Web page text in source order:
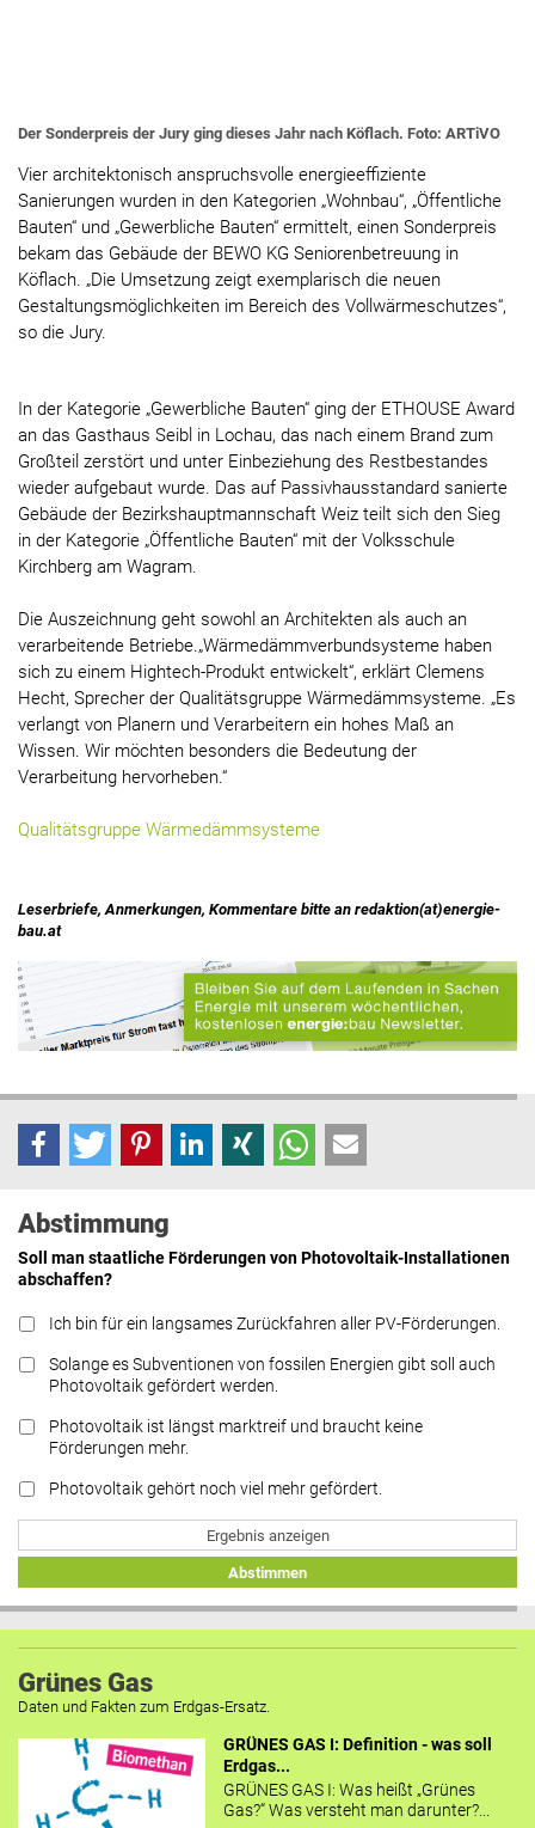
Der Sonderpreis der Jury ging dieses Jahr nach Köflach. Foto: ARTiVO
Vier architektonisch anspruchsvolle energieeffiziente
Sanierungen wurden in den Kategorien „Wohnbau“, „Öffentliche
Bauten“ und „Gewerbliche Bauten“ ermittelt, einen Sonderpreis
bekam das Gebäude der BEWO KG Seniorenbetreuung in
Köflach. „Die Umsetzung zeigt exemplarisch die neuen
Gestaltungsmöglichkeiten im Bereich des Vollwärmeschutzes“,
so die Jury.
In der Kategorie „Gewerbliche Bauten“ ging der ETHOUSE Award
an das Gasthaus Seibl in Lochau, das nach einem Brand zum
Großteil zerstört und unter Einbeziehung des Restbestandes
wieder aufgebaut wurde. Das auf Passivhausstandard sanierte
Gebäude der Bezirkshauptmannschaft Weiz teilt sich den Sieg
in der Kategorie „Öffentliche Bauten“ mit der Volksschule
Kirchberg am Wagram.
Die Auszeichnung geht sowohl an Architekten als auch an
verarbeitende Betriebe.„Wärmedämmverbundsysteme haben
sich zu einem Hightech-Produkt entwickelt“, erklärt Clemens
Hecht, Sprecher der Qualitätsgruppe Wärmedämmsysteme. „Es
verlangt von Planern und Verarbeitern ein hohes Maß an
Wissen. Wir möchten besonders die Bedeutung der
Verarbeitung hervorheben.“
Qualitätsgruppe Wärmedämmsysteme
Leserbriefe, Anmerkungen, Kommentare bitte an redaktion(at)energie-
bau.at
Abstimmung
Soll man staatliche Förderungen von Photovoltaik-Installationen
abschaffen?
Ich bin für ein langsames Zurückfahren aller PV-Förderungen.
Solange es Subventionen von fossilen Energien gibt soll auch
Photovoltaik gefördert werden.
Photovoltaik ist längst marktreif und braucht keine
Förderungen mehr.
Photovoltaik gehört noch viel mehr gefördert.
Ergebnis anzeigen
Abstimmen
Grünes Gas
Daten und Fakten zum Erdgas-Ersatz.
GRÜNES GAS I: Definition - was soll
Erdgas...
GRÜNES GAS I: Was heißt „Grünes
Gas?“ Was versteht man darunter?...